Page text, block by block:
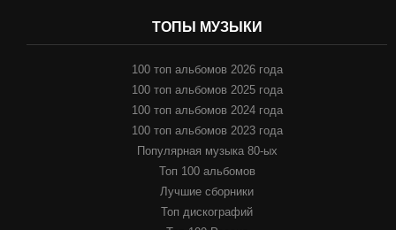
ТОПЫ МУЗЫКИ
100 топ альбомов 2026 года
100 топ альбомов 2025 года
100 топ альбомов 2024 года
100 топ альбомов 2023 года
Популярная музыка 80-ых
Топ 100 альбомов
Лучшие сборники
Топ дискографий